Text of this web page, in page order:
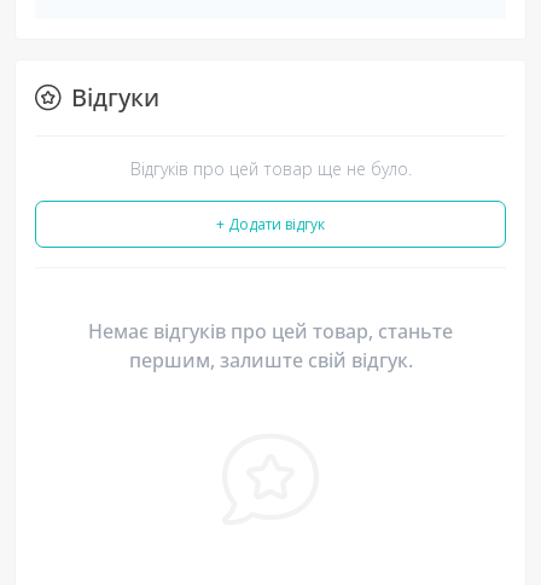
Відгуки
Відгуків про цей товар ще не було.
+ Додати відгук
Немає відгуків про цей товар, станьте
першим, залиште свій відгук.